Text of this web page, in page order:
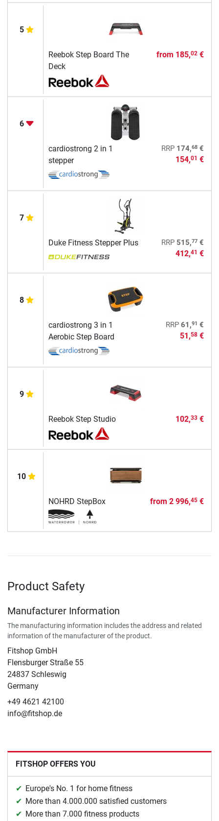
5
Reebok Step Board The
Deck
from 185,02€
6
cardiostrong 2 in 1
stepper
RRP 174,68€
154,01 €
7
Duke Fitness Stepper Plus RRP 515,77€
412,41 €
8
cardiostrong 3 in 1
Aerobic Step Board
RRP 61,91 €
51,58€
9
Reebok Step Studio 102,33€
10
NOHRD StepBox from 2 996,45€
Product Safety
Manufacturer Information
The manufacturing information includes the address and related
information of the manufacturer of the product.
Fitshop GmbH
Flensburger Straße 55
24837 Schleswig
Germany
+49 4621 42100
info@fitshop.de
FITSHOP OFFERS YOU
Europe's No. 1 for home fitness
More than 4.000.000 satisfied customers
More than 7.000 fitness products